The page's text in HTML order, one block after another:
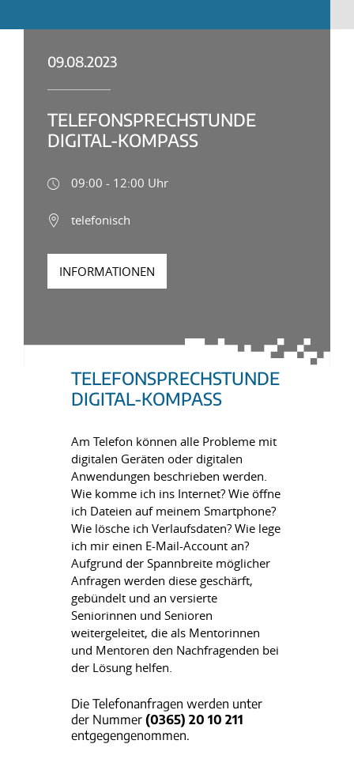
09.08.2023
TELEFONSPRECHSTUNDE
DIGITAL-KOMPASS
09:00 - 12:00 Uhr
telefonisch
INFORMATIONEN
TELEFONSPRECHSTUNDE
DIGITAL-KOMPASS
Am Telefon können alle Probleme mit
digitalen Geräten oder digitalen
Anwendungen beschrieben werden.
Wie komme ich ins Internet? Wie öffne
ich Dateien auf meinem Smartphone?
Wie lösche ich Verlaufsdaten? Wie lege
ich mir einen E-Mail-Account an?
Aufgrund der Spannbreite möglicher
Anfragen werden diese geschärft,
gebündelt und an versierte
Seniorinnen und Senioren
weitergeleitet, die als Mentorinnen
und Mentoren den Nachfragenden bei
der Lösung helfen.
Die Telefonanfragen werden unter
der Nummer (0365) 20 10 211
entgegengenommen.